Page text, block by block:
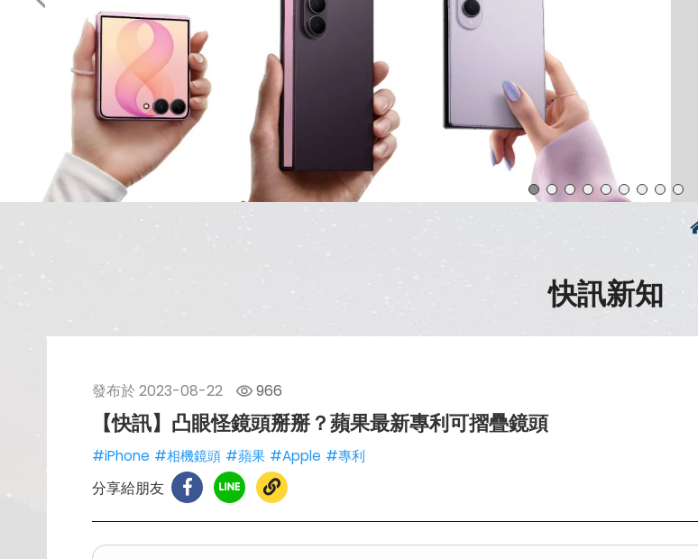
快訊新知
發布於 2023-08-22 966
【快訊】凸眼怪鏡頭掰掰？蘋果最新專利可摺疊鏡頭
#iPhone #相機鏡頭 #蘋果 #Apple #專利
分享給朋友